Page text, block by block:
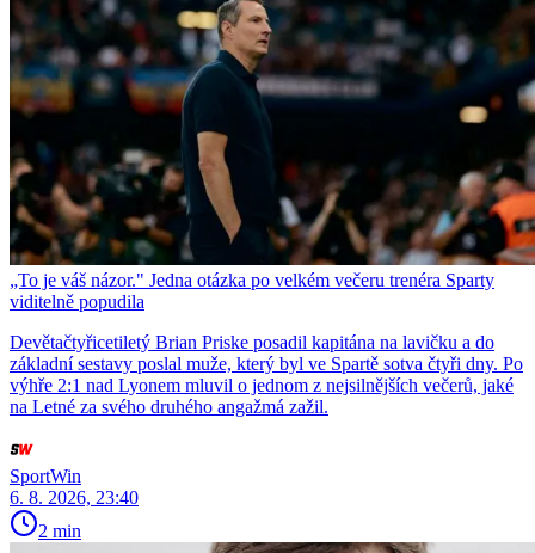
„To je váš názor." Jedna otázka po velkém večeru trenéra Sparty
viditelně popudila
Devětačtyřicetiletý Brian Priske posadil kapitána na lavičku a do
základní sestavy poslal muže, který byl ve Spartě sotva čtyři dny. Po
výhře 2:1 nad Lyonem mluvil o jednom z nejsilnějších večerů, jaké
na Letné za svého druhého angažmá zažil.
SportWin
6. 8. 2026, 23:40
2 min